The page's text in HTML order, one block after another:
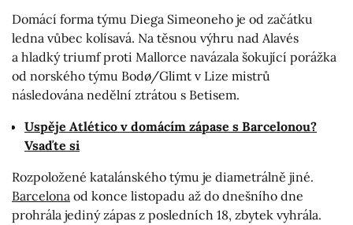
Domácí forma týmu Diega Simeoneho je od začátku
ledna vůbec kolísavá. Na těsnou výhru nad Alavés
a hladký triumf proti Mallorce navázala šokující porážka
od norského týmu Bodø/Glimt v Lize mistrů
následována nedělní ztrátou s Betisem.
Uspěje Atlético v domácím zápase s Barcelonou?
Vsaďte si
Rozpoložené katalánského týmu je diametrálně jiné.
Barcelona od konce listopadu až do dnešního dne
prohrála jediný zápas z posledních 18, zbytek vyhrála.